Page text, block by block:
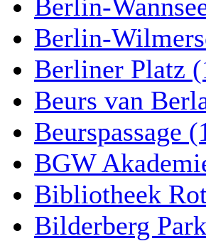
Berlin-
Berlin-
Berliner Platz
Beurs van
Beurspassage
BGW
Bibliotheek
Bilderberg